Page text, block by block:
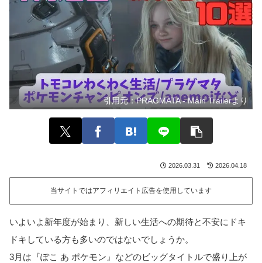
引用元：PRAGMATA - Main Trailerより
2026.03.31 2026.04.18
当サイトではアフィリエイト広告を使用しています
いよいよ新年度が始まり、新しい生活への期待と不安にドキ
ドキしている方も多いのではないでしょうか。
3月は『ぽこ あ ポケモン』などのビッグタイトルで盛り上が